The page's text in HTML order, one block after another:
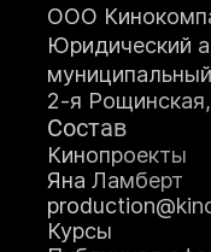
мастерство
Оператор+монт
аж
Режиссура
Художник по
гриму
Теле-
радиоведущий
Ораторское
искусство
Кинопроект+съё
ООО
Юридический
2-я
Состав
Кинопроекты
Яна Ламберт
Курсы